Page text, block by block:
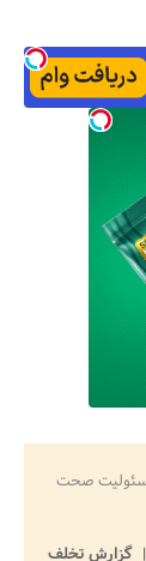
صحت
گزارش تخلف